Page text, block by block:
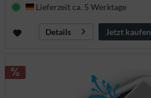
Deutschland
Lieferzeit ca. 5 Werktage
Details Jetzt kaufen